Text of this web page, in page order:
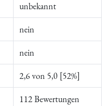
unbekannt
nein
nein
2,6 von 5,0 [52%]
112 Bewertungen